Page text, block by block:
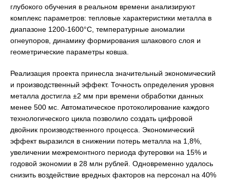
глубокого обучения в реальном времени анализируют
комплекс параметров: тепловые характеристики металла в
диапазоне 1200-1600°С, температурные аномалии
огнеупоров, динамику формирования шлакового слоя и
геометрические параметры ковша.
Реализация проекта принесла значительный экономический
и производственный эффект. Точность определения уровня
металла достигла ±2 мм при времени обработки данных
менее 500 мс. Автоматическое протоколирование каждого
технологического цикла позволило создать цифровой
двойник производственного процесса. Экономический
эффект выразился в снижении потерь металла на 1,8%,
увеличении межремонтного периода футеровки на 15% и
годовой экономии в 28 млн рублей. Одновременно удалось
снизить воздействие вредных факторов на персонал на 40%